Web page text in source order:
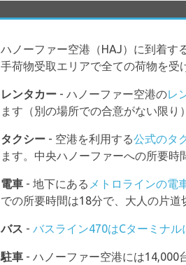
ハノーファー空港（HAJ）に到着す
手荷物受取エリアで全ての荷物を受
レンタカー - ハノーファー空港のレ
ます（別の場所での合意がない限り
タクシー - 空港を利用する公式のタ
ます。中央ハノーファーへの所要
電車 - 地下にある メトロラインの電
での所要時間は18分で、大人の片道
バス - バスライン470はCターミナ
駐車 - ハノーファー空港には14,000